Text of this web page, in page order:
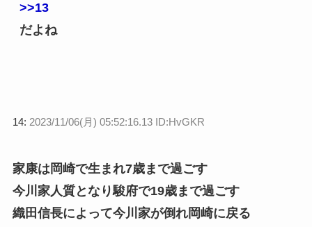
>>13
だよね
14: 2023/11/06(月) 05:52:16.13 ID:HvGKR
家康は岡崎で生まれ7歳まで過ごす
今川家人質となり駿府で19歳まで過ごす
織田信長によって今川家が倒れ岡崎に戻る